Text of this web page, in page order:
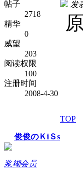
帖子
2718
精华
0
威望
203
阅读权限
100
注册时间
2008-4-30
发
TOP
俊俊のＫiＳs
浆糊会员